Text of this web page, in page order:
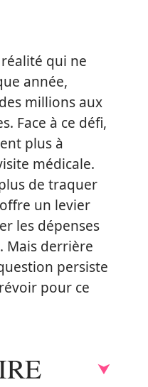
qui ne
année,
millions aux
Face à ce défi,
plus à
médicale.
de traquer
un levier
les dépenses
Mais derrière
persiste
pour ce